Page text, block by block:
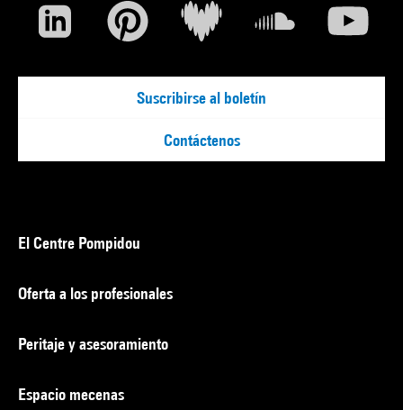
Suscribirse al boletín
Contáctenos
El Centre Pompidou
Oferta a los profesionales
Peritaje y asesoramiento
Espacio mecenas